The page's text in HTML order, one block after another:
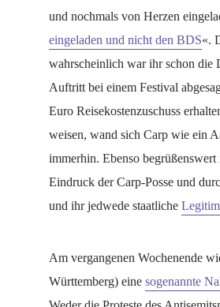
und nochmals von Herzen
eingeladen und nicht den BDS«.
wahrscheinlich war ihr schon die
Auftritt bei einem Festival
Euro Reisekostenzuschuss
weisen, wand sich Carp wie ein
immerhin. Ebenso
Eindruck der Carp-Posse und
und ihr jedwede staatliche
Am vergangenen Wochenende
Württemberg) eine sogenannte